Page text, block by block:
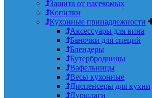
Защита от насекомых
Копилки
Кухонные принадлежности
Аксессуары для вина
Баночки для специй
Блендеры
Бутербродницы
Вафельницы
Весы кухонные
Диспенсеры для кухни
Дуршлаги